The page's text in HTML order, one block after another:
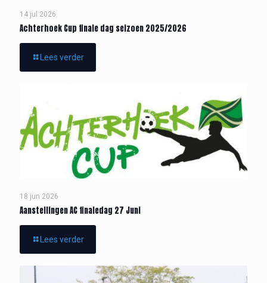
14 jul 2026
Achterhoek Cup finale dag seizoen 2025/2026
Lees verder
18 jun 2026
Aanstellingen AC finaledag 27 Juni
Lees verder